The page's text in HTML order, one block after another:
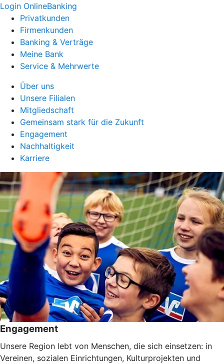
Login OnlineBanking
Privatkunden
Firmenkunden
Banking & Verträge
Meine Bank
Service & Mehrwerte
Über uns
Unsere Filialen
Mitgliedschaft
Gemeinsam stark für die Zukunft
Engagement
Nachhaltigkeit
Karriere
Engagement
Unsere Region lebt von Menschen, die sich einsetzen: in
Vereinen, sozialen Einrichtungen, Kulturprojekten und